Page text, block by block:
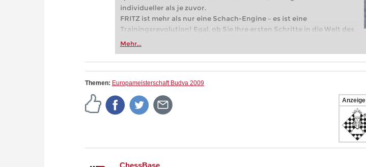
individueller als je zuvor.
FRITZ ist mehr als nur eine Schach-Engine – es ist eine
Trainingsrevolution! Egal, ob Sie Ihre ersten Schritte in die Welt des
Vereinsschachs machen oder bereits auf Turnierniveau spielen: Mit
zuvor.
Mehr...
Themen: Europameisterschaft Budva 2009
Anzeige